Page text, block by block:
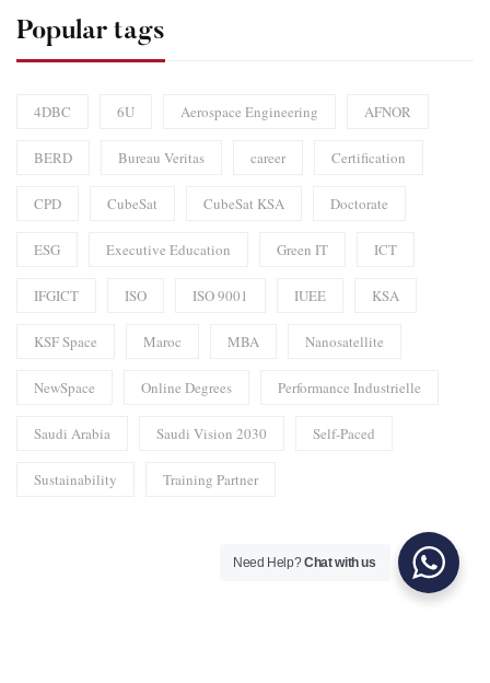
Popular tags
4DBC 6U Aerospace Engineering AFNOR
BERD Bureau Veritas career Certification
CPD CubeSat CubeSat KSA Doctorate
ESG Executive Education Green IT ICT
IFGICT ISO ISO 9001 IUEE KSA
KSF Space Maroc MBA Nanosatellite
NewSpace Online Degrees Performance Industrielle
Saudi Arabia Saudi Vision 2030 Self-Paced
Sustainability Training Partner
Need Help?Chat with us